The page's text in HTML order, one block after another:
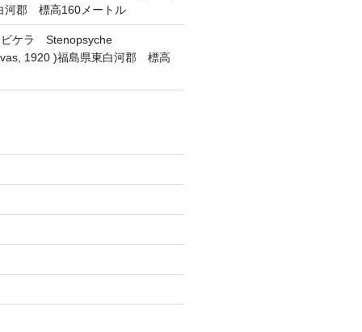
河郡 標高160メートル
ビケラ Stenopsyche
1920 )福島県東白河郡 標高